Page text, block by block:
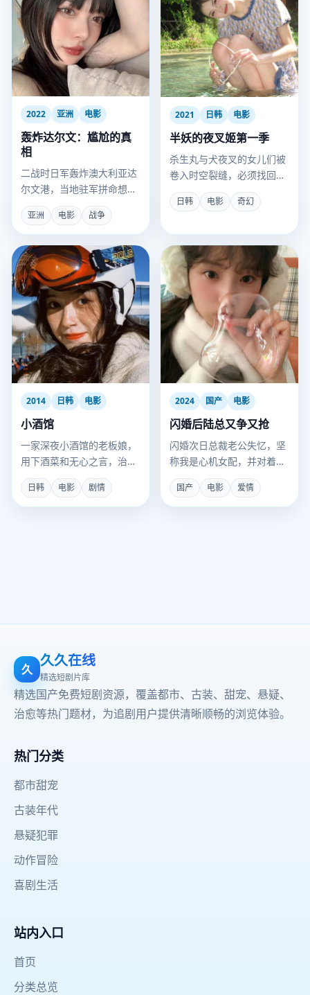
2022 亚洲 电影
轰炸达尔文：尴尬的真
相
二战时日军轰炸澳大利亚达
尔文港，当地驻军拼命想投
降，却因对方轰炸得不够准
而屡屡失败。
亚洲 电影 战争
2021 日韩 电影
半妖的夜叉姬第一季
杀生丸与犬夜叉的女儿们被
卷入时空裂缝，必须找回失
落的“刹那”之名。
日韩 电影 奇幻
2014 日韩 电影
小酒馆
一家深夜小酒馆的老板娘，
用下酒菜和无心之言，治愈
了无数失意灵魂。
日韩 电影 剧情
2024 国产 电影
闪婚后陆总又争又抢
闪婚次日总裁老公失忆，坚
称我是心机女配，并对着真
白月光叫老婆。
国产 电影 爱情
久 久久在线
精选短剧片库
精选国产免费短剧资源，覆盖都市、古装、甜宠、悬疑、
治愈等热门题材，为追剧用户提供清晰顺畅的浏览体验。
热门分类
都市甜宠
古装年代
悬疑犯罪
动作冒险
喜剧生活
站内入口
首页
分类总览